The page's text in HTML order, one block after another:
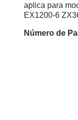
aplica para
EX1200-6
Número de